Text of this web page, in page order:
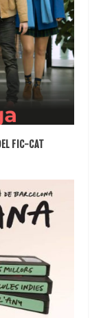
FIC-CAT